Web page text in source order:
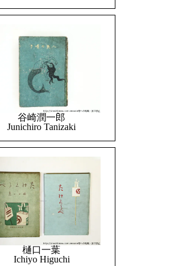
谷崎潤一郎
Junichiro Tanizaki
樋口一葉
Ichiyo Higuchi